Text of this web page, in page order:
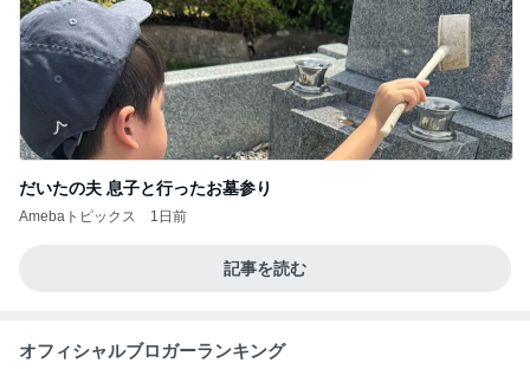
だいたの夫 息子と行ったお墓参り
Amebaトピックス 1日前
記事を読む
オフィシャルブロガーランキング